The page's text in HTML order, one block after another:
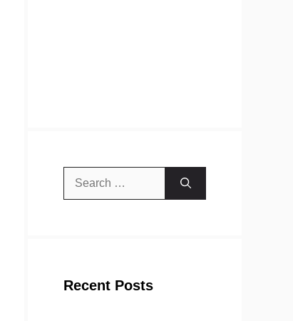
Search
Recent Posts